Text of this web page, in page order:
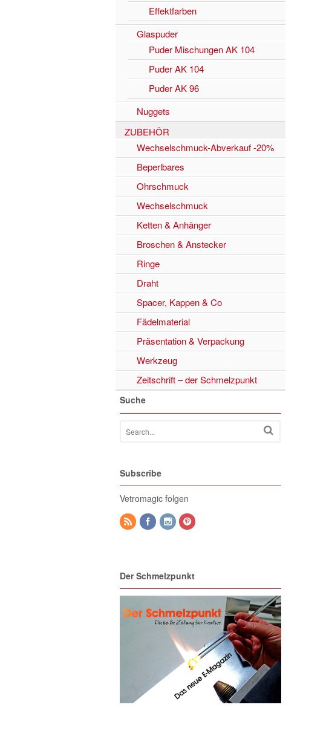
Effektfarben
Glaspuder
Puder Mischungen AK 104
Puder AK 104
Puder AK 96
Nuggets
ZUBEHÖR
Wechselschmuck-Abverkauf -20%
Beperlbares
Ohrschmuck
Wechselschmuck
Ketten & Anhänger
Broschen & Anstecker
Ringe
Draht
Spacer, Kappen & Co
Fädelmaterial
Präsentation & Verpackung
Werkzeug
Zeitschrift – der Schmelzpunkt
Suche
Subscribe
Vetromagic folgen
Der Schmelzpunkt